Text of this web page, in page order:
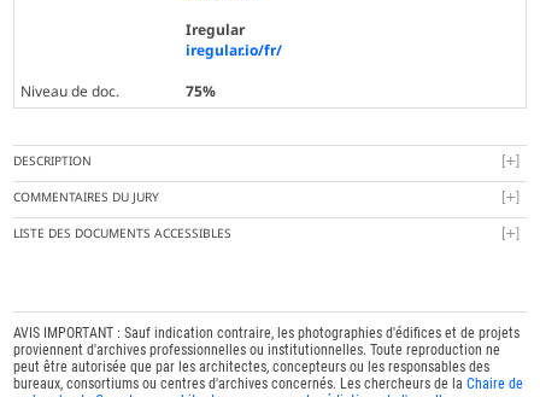
Iregular
iregular.io/fr/
Niveau de doc.
75%
DESCRIPTION
COMMENTAIRES DU JURY
LISTE DES DOCUMENTS ACCESSIBLES
AVIS IMPORTANT : Sauf indication contraire, les photographies d'édifices et de projets
proviennent d'archives professionnelles ou institutionnelles. Toute reproduction ne
peut être autorisée que par les architectes, concepteurs ou les responsables des
bureaux, consortiums ou centres d'archives concernés. Les chercheurs de laChaire de